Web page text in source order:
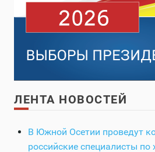
ЛЕНТА НОВОСТЕЙ
В Южной Осетии проведут
российские специалисты по